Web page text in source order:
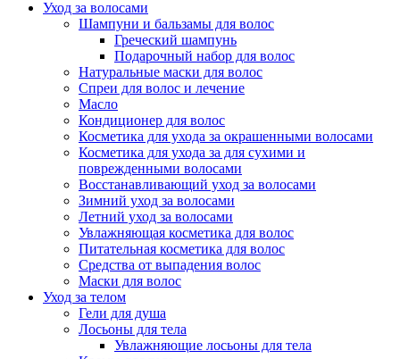
Уход за волосами
Шампуни и бальзамы для волос
Греческий шампунь
Подарочный набор для волос
Натуральные маски для волос
Спреи для волос и лечение
Масло
Кондиционер для волос
Косметика для ухода за окрашенными волосами
Косметика для ухода за для сухими и
поврежденными волосами
Восстанавливающий уход за волосами
Зимний уход за волосами
Летний уход за волосами
Увлажняющая косметика для волос
Питательная косметика для волос
Средства от выпадения волос
Маски для волос
Уход за телом
Гели для душа
Лосьоны для тела
Увлажняющие лосьоны для тела